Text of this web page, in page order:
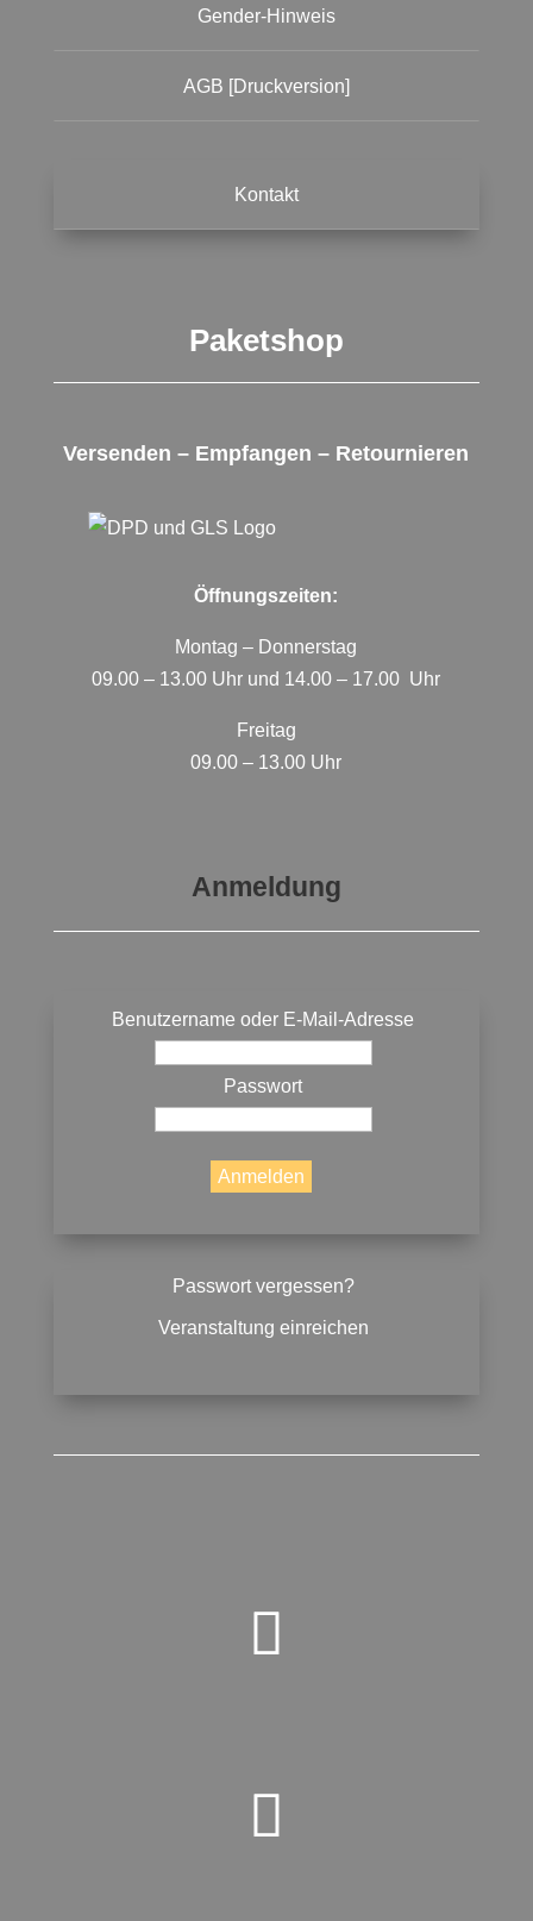
Gender-Hinweis
AGB [Druckversion]
Kontakt
Paketshop
Versenden – Empfangen – Retournieren
Öffnungszeiten:
Montag – Donnerstag
09.00 – 13.00 Uhr und 14.00 – 17.00 Uhr
Freitag
09.00 – 13.00 Uhr
Anmeldung
Benutzername oder E-Mail-Adresse
Passwort
Passwort vergessen?
Veranstaltung einreichen